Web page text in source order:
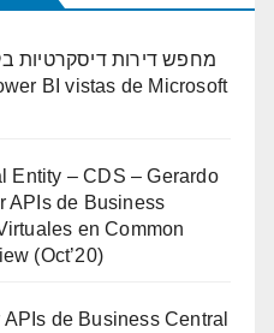
מחפש דירות דיסקרטיות
BI vistas de Microsoft
Entity – CDS – Gerardo
APIs de Business
en Common
(Oct’20)
APIs de Business Central